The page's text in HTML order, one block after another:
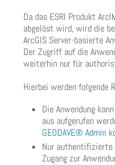
Da das ESRI Produkt
abgelöst wird, wird die
ArcGIS Server-basierte
Der Zugriff auf die
weiterhin nur für
Hierbei werden folgende
Die Anwendung
aus aufgerufen
GEODAVE® Admin
Nur authentifizierte
Zugang zur